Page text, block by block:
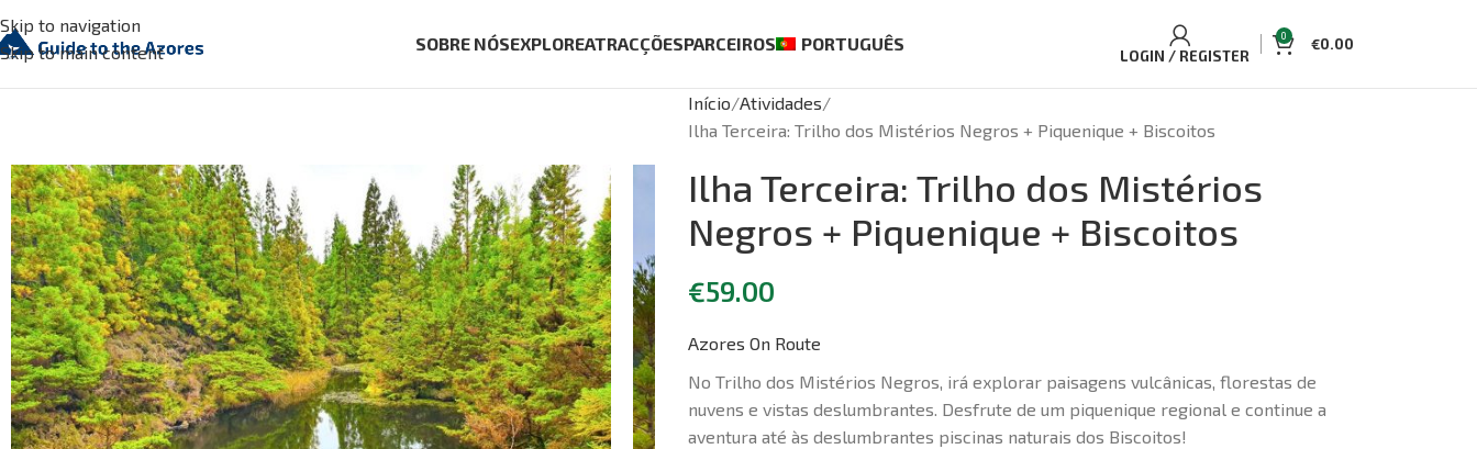
Skip to navigation
Skip to main content
SOBRE NÓSEXPLOREATRACÇÕESPARCEIROS PORTUGUÊS
LOGIN / REGISTER
0 €0.00
Início Atividades
Ilha Terceira: Trilho dos Mistérios Negros + Piquenique + Biscoitos
Ilha Terceira: Trilho dos Mistérios
Negros + Piquenique + Biscoitos
€59.00
Azores On Route
No Trilho dos Mistérios Negros, irá explorar paisagens vulcânicas, florestas de
nuvens e vistas deslumbrantes. Desfrute de um piquenique regional e continue a
aventura até às deslumbrantes piscinas naturais dos Biscoitos!